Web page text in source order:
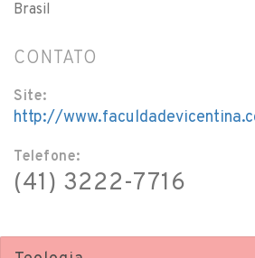
Brasil
CONTATO
Site:
http://
Telefone:
(41) 3222-7716